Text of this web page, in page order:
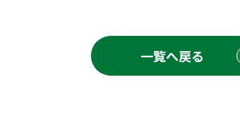
一覧へ戻る